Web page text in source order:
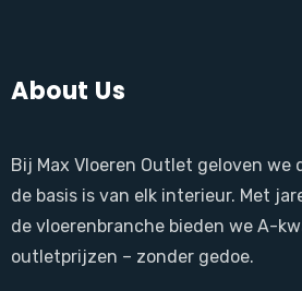
About Us
Bij Max Vloeren Outlet geloven we
de basis is van elk interieur. Met
de vloerenbranche bieden we A-
outletprijzen – zonder gedoe.